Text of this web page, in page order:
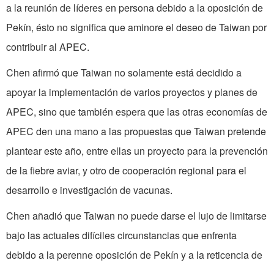
a la reunión de líderes en persona debido a la oposición de
Pekín, ésto no significa que aminore el deseo de Taiwan por
contribuir al APEC.
Chen afirmó que Taiwan no solamente está decidido a
apoyar la implementación de varios proyectos y planes de
APEC, sino que también espera que las otras economías de
APEC den una mano a las propuestas que Taiwan pretende
plantear este año, entre ellas un proyecto para la prevención
de la fiebre aviar, y otro de cooperación regional para el
desarrollo e investigación de vacunas.
Chen añadió que Taiwan no puede darse el lujo de limitarse
bajo las actuales difíciles circunstancias que enfrenta
debido a la perenne oposición de Pekín y a la reticencia de